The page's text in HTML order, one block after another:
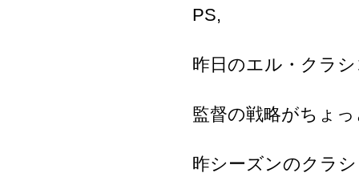
PS,
昨日のエル・クラ
監督の戦略がちょ
昨シーズンのクラ